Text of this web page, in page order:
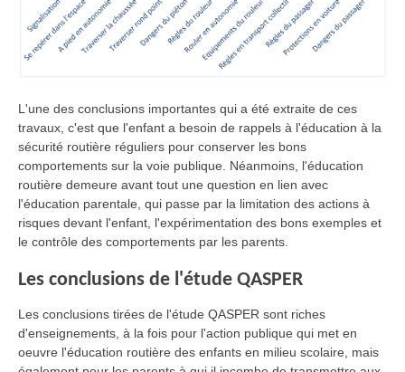
L'une des conclusions importantes qui a été extraite de ces
travaux, c'est que l'enfant a besoin de rappels à l'éducation à la
sécurité routière réguliers pour conserver les bons
comportements sur la voie publique. Néanmoins, l'éducation
routière demeure avant tout une question en lien avec
l'éducation parentale, qui passe par la limitation des actions à
risques devant l'enfant, l'expérimentation des bons exemples et
le contrôle des comportements par les parents.
Les conclusions de l'étude QASPER
Les conclusions tirées de l'étude QASPER sont riches
d'enseignements, à la fois pour l'action publique qui met en
oeuvre l'éducation routière des enfants en milieu scolaire, mais